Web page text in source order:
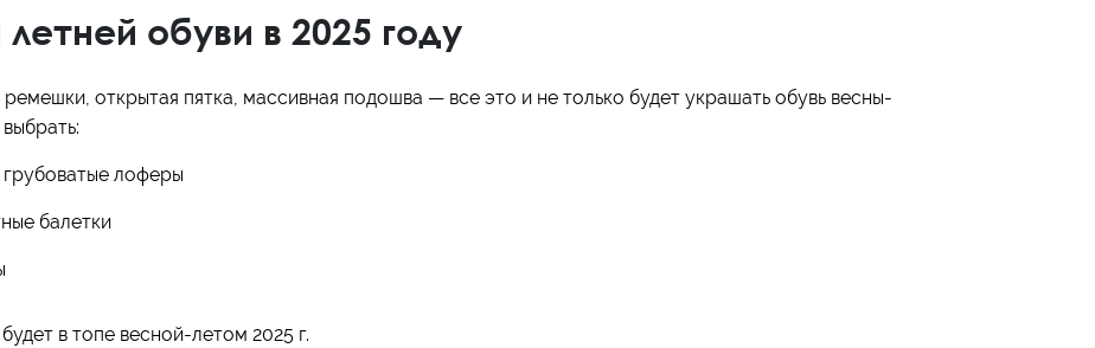
обуви в 2025 году
открытая пятка, массивная подошва — все это и не только будет украшать обувь весны-
лоферы
балетки
в топе весной-летом 2025 г.